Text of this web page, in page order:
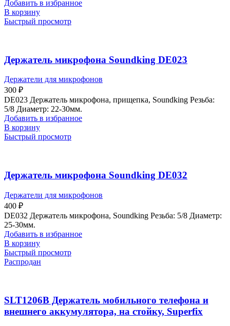
Добавить в избранное
В корзину
Быстрый просмотр
Держатель микрофона Soundking DE023
Держатели для микрофонов
300 ₽
DE023 Держатель микрофона, прищепка, Soundking Резьба:
5/8 Диаметр: 22-30мм.
Добавить в избранное
В корзину
Быстрый просмотр
Держатель микрофона Soundking DE032
Держатели для микрофонов
400 ₽
DE032 Держатель микрофона, Soundking Резьба: 5/8 Диаметр:
25-30мм.
Добавить в избранное
В корзину
Быстрый просмотр
Распродан
SLT1206B Держатель мобильного телефона и
внешнего аккумулятора, на стойку, Superfix